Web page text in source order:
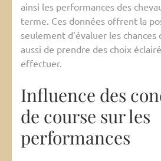
ainsi les performances des
terme. Ces données offrent la
seulement d’évaluer les chances
aussi de prendre des choix
effectuer.
Influence des
de course sur les
performances